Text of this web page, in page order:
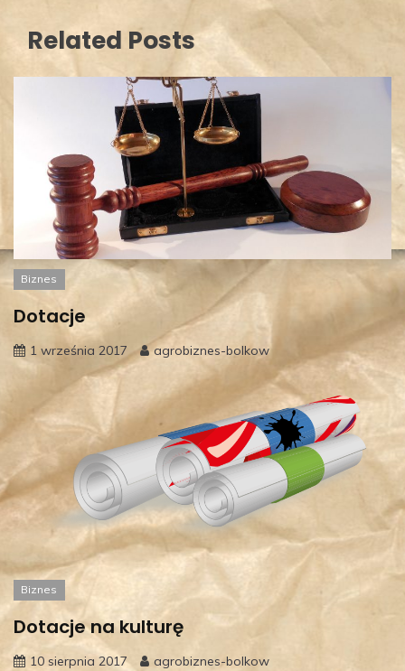
Related Posts
Biznes
Dotacje
1 września 2017 agrobiznes-bolkow
Biznes
Dotacje na kulturę
10 sierpnia 2017 agrobiznes-bolkow